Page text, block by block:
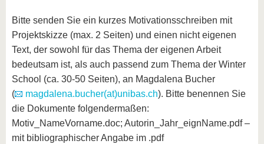
Bitte senden Sie ein kurzes Motivationsschreiben mit
Projektskizze (max. 2 Seiten) und einen nicht eigenen
Text, der sowohl für das Thema der eigenen Arbeit
bedeutsam ist, als auch passend zum Thema der Winter
School (ca. 30-50 Seiten), an Magdalena Bucher
(
magdalena.bucher(at)unibas.ch). Bitte benennen Sie
die Dokumente folgendermaßen:
Motiv_NameVorname.doc; Autorin_Jahr_eignName.pdf –
mit bibliographischer Angabe im .pdf